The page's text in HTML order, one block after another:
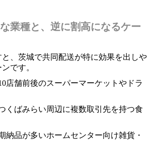
業種と、逆に割高になるケー
、茨城で共同配送が特に効果を出しや
です。
店舗前後のスーパーマーケットやドラ
くばみらい周辺に複数取引先を持つ食
納品が多いホームセンター向け雑貨・